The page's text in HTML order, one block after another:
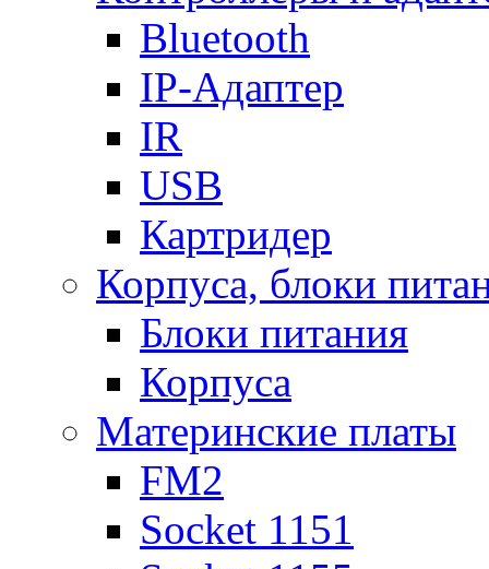
Bluetooth
IP-Адаптер
IR
USB
Картридер
Корпуса, блоки
Блоки питания
Корпуса
Материнские платы
FM2
Socket 1151